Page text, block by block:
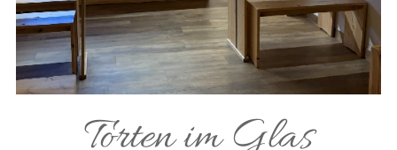
Torten im Glas